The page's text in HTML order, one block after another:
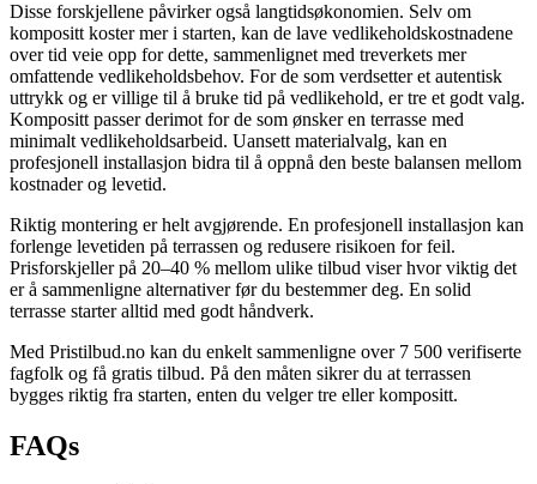
Disse forskjellene påvirker også langtidsøkonomien. Selv om
kompositt koster mer i starten, kan de lave vedlikeholdskostnadene
over tid veie opp for dette, sammenlignet med treverkets mer
omfattende vedlikeholdsbehov. For de som verdsetter et autentisk
uttrykk og er villige til å bruke tid på vedlikehold, er tre et godt valg.
Kompositt passer derimot for de som ønsker en terrasse med
minimalt vedlikeholdsarbeid. Uansett materialvalg, kan en
profesjonell installasjon bidra til å oppnå den beste balansen mellom
kostnader og levetid.
Riktig montering er helt avgjørende. En profesjonell installasjon kan
forlenge levetiden på terrassen og redusere risikoen for feil.
Prisforskjeller på 20–40 % mellom ulike tilbud viser hvor viktig det
er å sammenligne alternativer før du bestemmer deg. En solid
terrasse starter alltid med godt håndverk.
Med Pristilbud.no kan du enkelt sammenligne over 7 500 verifiserte
fagfolk og få gratis tilbud. På den måten sikrer du at terrassen
bygges riktig fra starten, enten du velger tre eller kompositt.
FAQs